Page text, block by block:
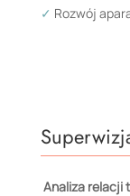
✓ Rozwój
Analiza relacji